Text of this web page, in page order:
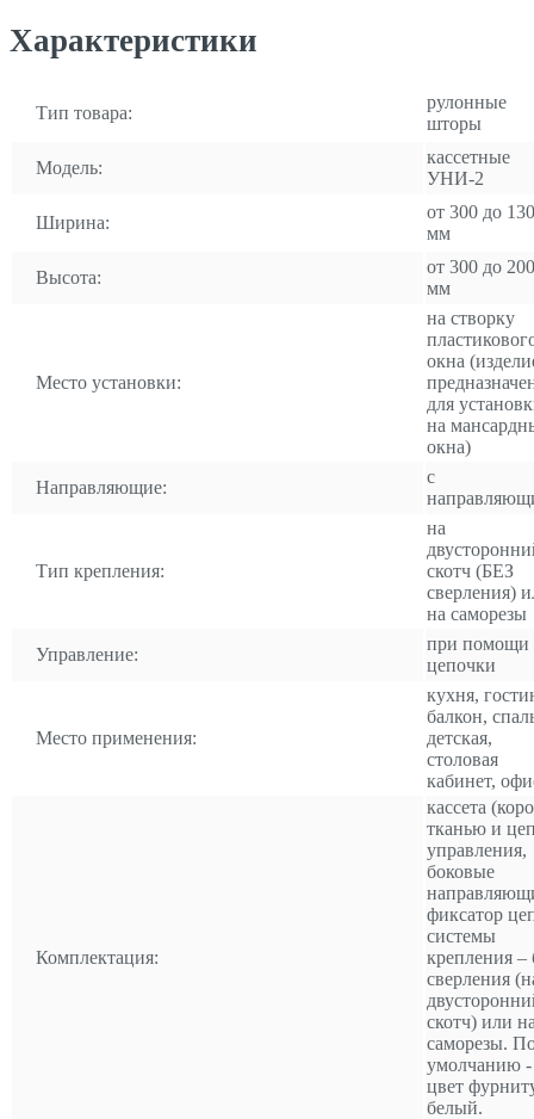
Характеристики
Тип товара:
рулонные
шторы
Модель:
кассетные
УНИ-2
Ширина:
от 300 до
мм
Высота:
от 300 до
мм
Место установки:
на створку
окна
для
на
окна)
Направляющие:
с
Тип крепления:
на
скотч (БЕЗ
сверления)
на саморезы
Управление:
при помощи
цепочки
Место применения:
кухня,
балкон,
детская,
столовая
кабинет,
Комплектация:
кассета
тканью и
управления,
боковые
фиксатор
системы
крепления –
сверления
скотч) или
саморезы.
умолчанию -
цвет
белый.